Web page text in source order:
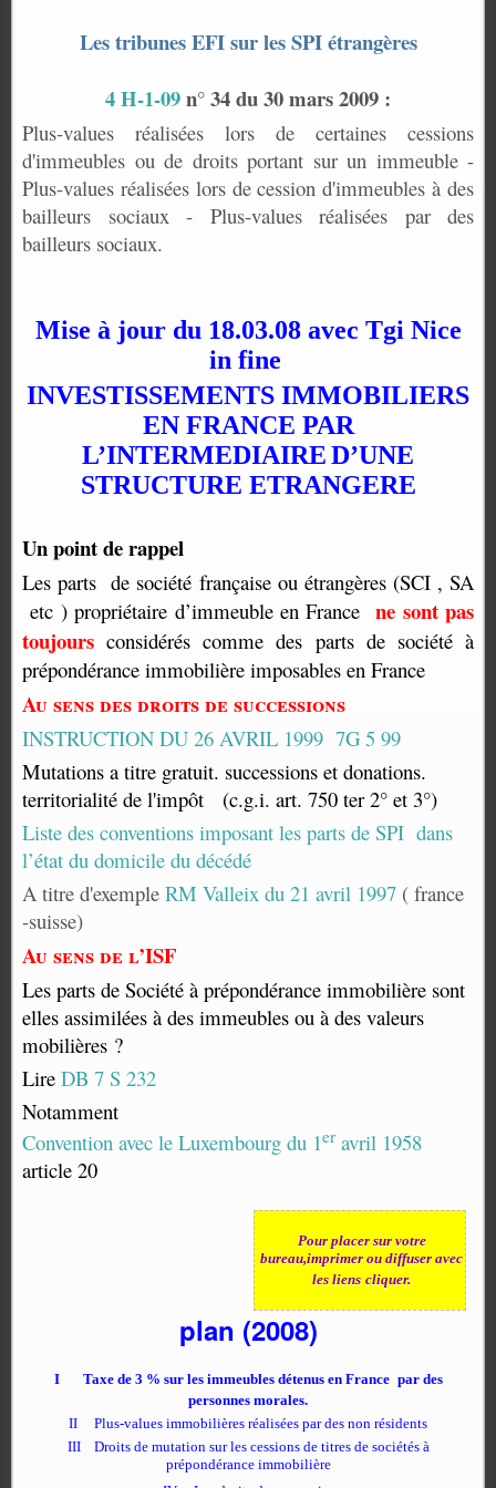
Les tribunes EFI sur les SPI étrangères
4 H-1-09n° 34 du 30 mars 2009 :
Plus-values réalisées lors de certaines cessions
d'immeubles ou de droits portant sur un immeuble -
Plus-values réalisées lors de cession d'immeubles à des
bailleurs sociaux - Plus-values réalisées par des
bailleurs sociaux.
Mise à jour du 18.03.08 avec Tgi Nice
in fine
INVESTISSEMENTS IMMOBILIERS
EN FRANCE PAR
L’INTERMEDIAIRED’UNE
STRUCTURE ETRANGERE
Un point de rappel
Les parts de société française ou étrangères (SCI , SA
etc ) propriétaire d’immeuble en Francene sont pas
toujours considérés comme des parts de société à
prépondérance immobilière imposables en France
Au sens des droits de successions
INSTRUCTION DU 26 AVRIL 1999 7G 5 99
Mutations a titre gratuit. successions et donations.
territorialité de l'impôt (c.g.i. art. 750 ter 2° et 3°)
Liste des conventions imposant les parts de SPI dans
l’état du domicile du décédé
A titre d'exemple RM Valleix du 21 avril 1997 ( france
-suisse)
Au sens de l’ISF
Les parts de Société à prépondérance immobilière sont
elles assimilées à des immeubles ou à des valeurs
mobilières ?
Lire DB 7 S 232
Notamment
Convention avec le Luxembourg du 1er avril 1958
article 20
Pour placer sur votre
bureau,imprimer ou diffuser avec
les liens cliquer.
plan (2008)
I Taxe de 3 % sur les immeubles détenus en France par des
personnes morales.
II
Plus-values immobilières réalisées par des non résidents
III
Droits de mutation sur les cessions de titres de sociétés à
prépondérance immobilière